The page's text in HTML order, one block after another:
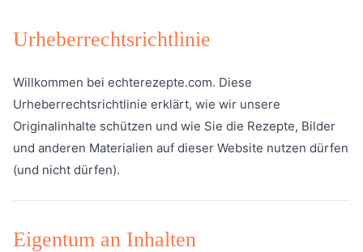
Urheberrechtsrichtlinie
Willkommen bei echterezepte.com. Diese
Urheberrechtsrichtlinie erklärt, wie wir unsere
Originalinhalte schützen und wie Sie die Rezepte, Bilder
und anderen Materialien auf dieser Website nutzen dürfen
(und nicht dürfen).
Eigentum an Inhalten